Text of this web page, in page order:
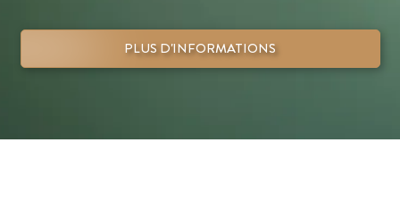
PLUS D'INFORMATIONS